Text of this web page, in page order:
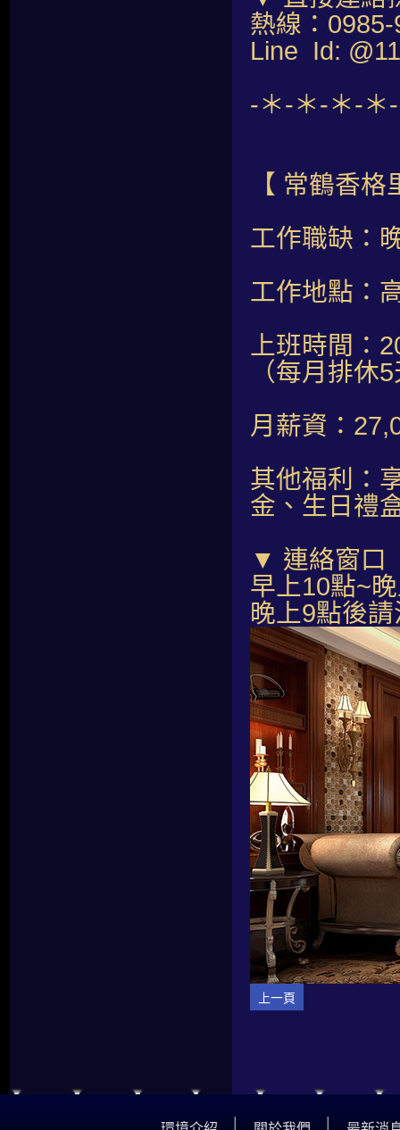
熱線：
Line Id:
-＊-＊-＊-＊
【 常鶴香
工作職缺：
工作地點：
上班時間：
（每月排休
月薪資：
其他福利：
金、生日禮
▼ 連絡窗口
早上10點~
晚上9點後
上一頁